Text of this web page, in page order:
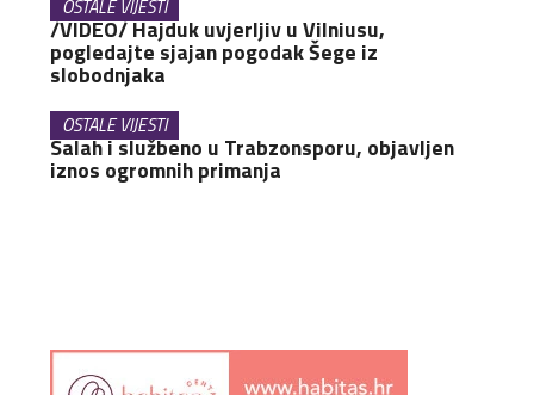
OSTALE VIJESTI
/VIDEO/ Hajduk uvjerljiv u Vilniusu,
pogledajte sjajan pogodak Šege iz
slobodnjaka
OSTALE VIJESTI
Salah i službeno u Trabzonsporu, objavljen
iznos ogromnih primanja